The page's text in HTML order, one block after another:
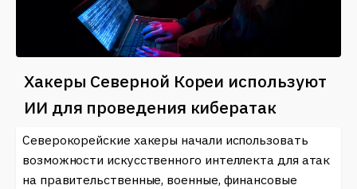
Хакеры Северной Кореи используют
ИИ для проведения кибератак
Северокорейские хакеры начали использовать
возможности искусственного интеллекта для атак
на правительственные, военные, финансовые